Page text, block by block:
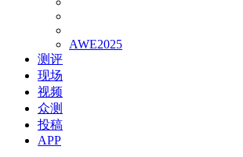
AWE2025
测评
现场
视频
众测
投稿
APP